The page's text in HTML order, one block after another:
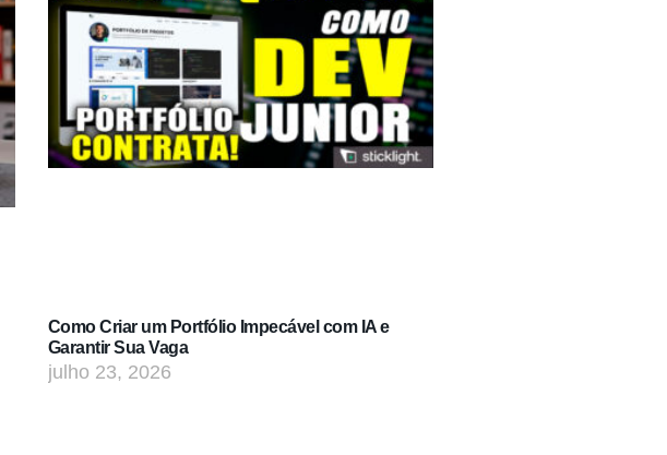
Como Criar um Portfólio Impecável com IA e
Garantir Sua Vaga
julho 23, 2026